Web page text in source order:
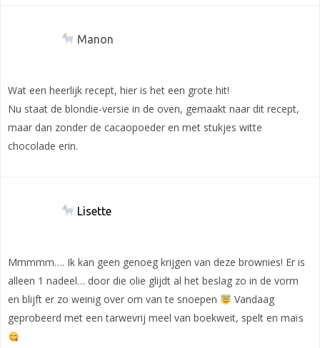
Manon
Wat een heerlijk recept, hier is het een grote hit!
Nu staat de blondie-versie in de oven, gemaakt naar dit recept,
maar dan zonder de cacaopoeder en met stukjes witte
chocolade erin.
Lisette
Mmmmm…. Ik kan geen genoeg krijgen van deze brownies! Er is
alleen 1 nadeel… door die olie glijdt al het beslag zo in de vorm
en blijft er zo weinig over om van te snoepen
Vandaag
geprobeerd met een tarwevrij meel van boekweit, spelt en maïs